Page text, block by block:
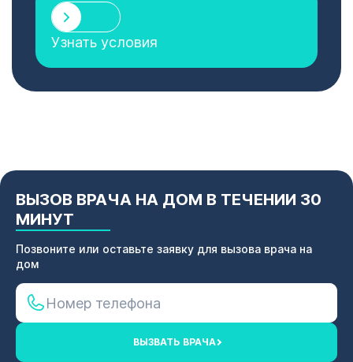
Узнать условия
ВЫЗОВ ВРАЧА НА ДОМ В ТЕЧЕНИИ 30
МИНУТ
Позвоните или оставьте заявку для вызова врача на
дом
ВЫЗВАТЬ ВРАЧА